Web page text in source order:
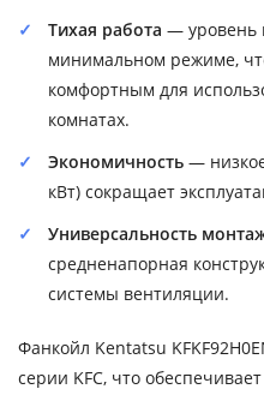
Тихая работа — уровень
минимальном режиме,
комфортным для
комнатах.
Экономичность —
кВт) сокращает
Универсальность
средненапорная
системы вентиляции.
Фанкойл Kentatsu
серии KFC, что